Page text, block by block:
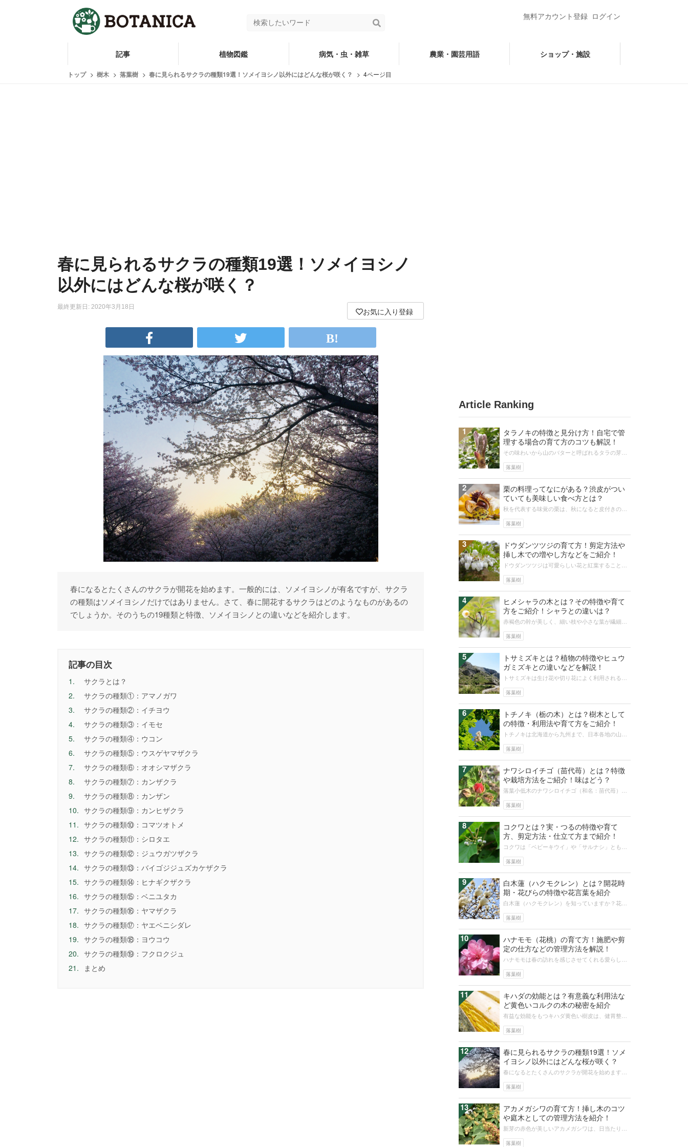
無料アカウント登録 ログイン
記事 植物図鑑 病気・虫・雑草 農業・園芸用語 ショップ・施設
トップ 樹木 落葉樹 春に見られるサクラの種類19選！ソメイヨシノ以外にはどんな桜が咲く？ 4ページ目
春に見られるサクラの種類19選！ソメイヨシノ
以外にはどんな桜が咲く？
最終更新日: 2020年3月18日
お気に入り登録
春になるとたくさんのサクラが開花を始めます。一般的には、ソメイヨシノが有名ですが、サクラ
の種類はソメイヨシノだけではありません。さて、春に開花するサクラはどのようなものがあるの
でしょうか。そのうちの19種類と特徴、ソメイヨシノとの違いなどを紹介します。
記事の目次
1.
サクラとは？
2.
サクラの種類①：アマノガワ
3.
サクラの種類②：イチヨウ
4.
サクラの種類③：イモセ
5.
サクラの種類④：ウコン
6.
サクラの種類⑤：ウスゲヤマザクラ
7.
サクラの種類⑥：オオシマザクラ
8.
サクラの種類⑦：カンザクラ
9.
サクラの種類⑧：カンザン
10. サクラの種類⑨：カンヒザクラ
11. サクラの種類⑩：コマツオトメ
12. サクラの種類⑪：シロタエ
13. サクラの種類⑫：ジュウガツザクラ
14. サクラの種類⑬：バイゴジジュズカケザクラ
15. サクラの種類⑭：ヒナギクザクラ
16. サクラの種類⑮：ベニユタカ
17. サクラの種類⑯：ヤマザクラ
18. サクラの種類⑰：ヤエベニシダレ
19. サクラの種類⑱：ヨウコウ
20. サクラの種類⑲：フクロクジュ
21.
まとめ
Article Ranking
1
落葉樹
タラノキの特徴と見分け方！自宅で管
理する場合の育て方のコツも解説！
その味わいから山のバターと呼ばれるタラの芽。
菜として珍重されています。数は少な...
2
落葉樹
栗の料理ってなにがある？渋皮がつい
ていても美味しい食べ方とは？
秋を代表する味覚の栗は、秋になると皮付きのま
皮付きの栗をどう料理していいかご存...
3
落葉樹
ドウダンツツジの育て方！剪定方法や
挿し木での増やし方などをご紹介！
ドウダンツツジは可愛らしい花と紅葉することか
垣にもなります。ドウダンツツジを家...
4
落葉樹
ヒメシャラの木とは？その特徴や育て
方をご紹介！シャラとの違いは？
赤褐色の幹が美しく、細い枝や小さな葉が繊細な
す。成長が遅く、手入れの手間もかから...
5
落葉樹
トサミズキとは？植物の特徴やヒュウ
ガミズキとの違いなどを解説！
トサミズキは生け花や切り花によく利用される植
蛇紋岩地帯で自生するなど、意外と頑...
6
落葉樹
トチノキ（栃の木）とは？樹木として
の特徴・利用法や育て方をご紹介！
トチノキは北海道から九州まで、日本各地の山地
食用や木材として利用されてきました...
7
落葉樹
ナワシロイチゴ（苗代苺）とは？特徴
や栽培方法をご紹介！味はどう？
落葉小低木のナワシロイチゴ（和名：苗代苺）に
類され、その実は食べることもできる...
8
落葉樹
コクワとは？実・つるの特徴や育て
方、剪定方法・仕立て方まで紹介！
コクワは「ベビーキウイ」や「サルナシ」とも呼
特徴です。コクワの実の断面はキウイ...
9
落葉樹
白木蓮（ハクモクレン）とは？開花時
期・花びらの特徴や花言葉を紹介
白木蓮（ハクモクレン）を知っていますか？花開
くれます。紫色の木蓮（モクレン）も...
10
落葉樹
ハナモモ（花桃）の育て方！施肥や剪
定の仕方などの管理方法を解説！
ハナモモは春の訪れを感じさせてくれる愛らしい
ょうか？この記事では、ハナモモの育...
11
落葉樹
キハダの効能とは？有意義な利用法な
ど黄色いコルクの木の秘密を紹介
有益な効能をもつキハダ黄色い樹皮は、健胃整腸
料などに利用されます。そんなキハダ...
12
落葉樹
春に見られるサクラの種類19選！ソメ
イヨシノ以外にはどんな桜が咲く？
春になるとたくさんのサクラが開花を始めます。
の種類はソメイヨシノだけではありま...
13
落葉樹
アカメガシワの育て方！挿し木のコツ
や庭木としての管理方法を紹介！
新芽の赤色が美しいアカメガシワは、日当たりの
れます。そんなアカメガシワの特徴や...